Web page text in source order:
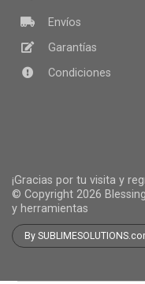
Envíos
Garantías
Condiciones
¡Gracias por tu visita y
© Copyright 2026
y herramientas
By